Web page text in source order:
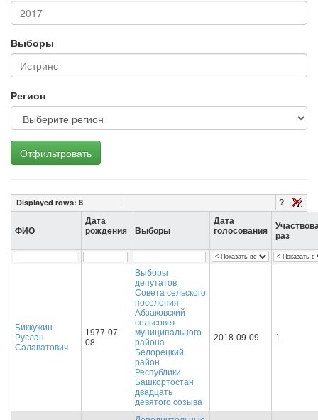
Выборы
Регион
Отфильтровать
Displayed rows: 8 ?
ФИО
Дата
рождения
Выборы
Дата
голосования
раз
Биккужин
Руслан
Салаватович
1977-07-
08
Выборы
депутатов
Совета сельского
поселения
Абзаковский
сельсовет
муниципального
района
Белорецкий
район
Республики
Башкортостан
двадцать
девятого созыва
2018-09-09 1